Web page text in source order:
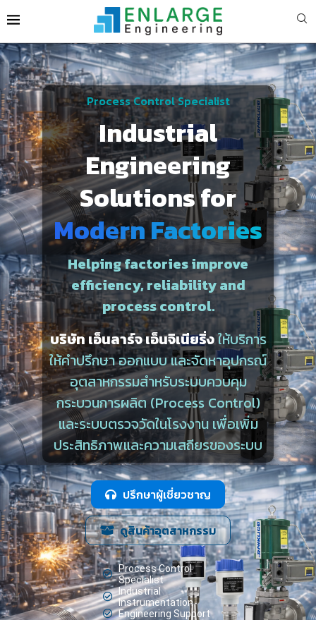
Process Control Specialist
Industrial
Engineering
Solutions for
Modern Factories
Helping factories improve
efficiency, reliability and
process control.
บริษัท เอ็นลาร์จ เอ็นจิเนียริ่งให้บริการ
ให้คำปรึกษา ออกแบบ และจัดหาอุปกรณ์
อุตสาหกรรมสำหรับระบบควบคุม
กระบวนการผลิต (Process Control)
และระบบตรวจวัดในโรงงาน เพื่อเพิ่ม
ประสิทธิภาพและความเสถียรของระบบ
ปรึกษาผู้เชี่ยวชาญ
ดูสินค้าอุตสาหกรรม
Process Control
Specialist
Industrial
Instrumentation
Engineering Support